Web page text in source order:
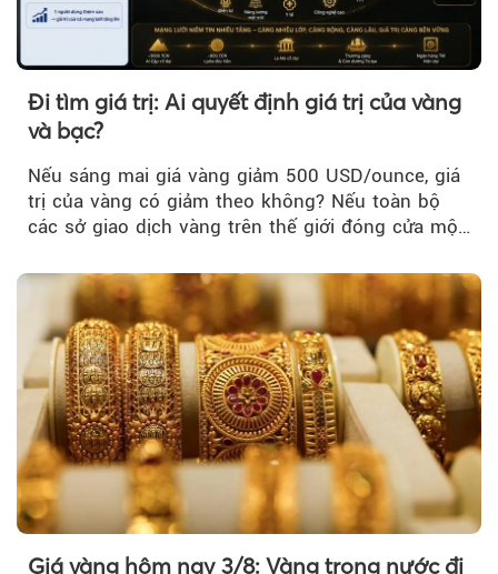
Đi tìm giá trị: Ai quyết định giá trị của vàng
và bạc?
Nếu sáng mai giá vàng giảm 500 USD/ounce, giá
trị của vàng có giảm theo không? Nếu toàn bộ
các sở giao dịch vàng trên thế giới đóng cửa một
Giá vàng hôm nay 3/8: Vàng trong nước đi